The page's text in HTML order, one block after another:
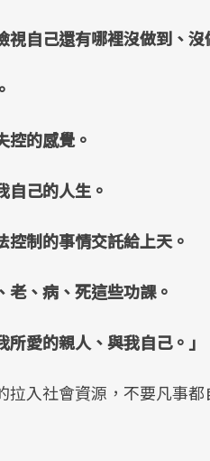
自己還有哪裡沒做到、沒
控的感覺。
自己的人生。
制的事情交託給上天。
、病、死這些功課。
愛的親人、與我自己。」
入社會資源，不要凡事